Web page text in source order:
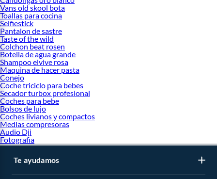
Vans old skool bota
Toallas para cocina
Selfiestick
Pantalon de sastre
Taste of the wild
Colchon beat rosen
Botella de agua grande
Shampoo elvive rosa
Maquina de hacer pasta
Conejo
Coche triciclo para bebes
Secador turbox profesional
Coches para bebe
Bolsos de lujo
Coches livianos y compactos
Medias compresoras
Audio Dji
Fotografia
Te ayudamos